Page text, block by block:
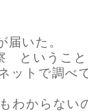
いた。
というこ
ットで調べ
わからない